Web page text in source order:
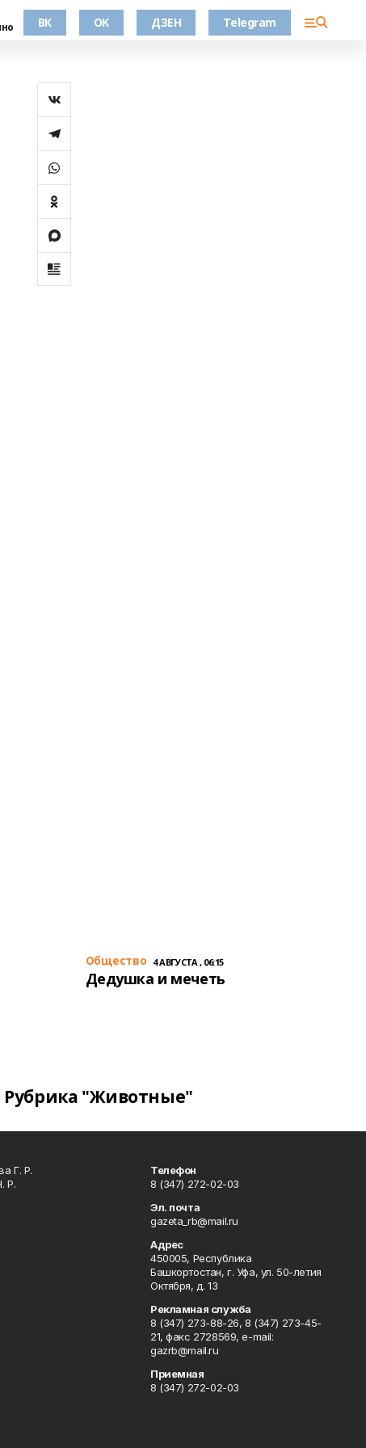
ВК OK ДЗЕН Telegram
Общество 4 АВГУСТА , 06:15
Дедушка и мечеть
Рубрика "Животные"
Г. Р.
Р.
Телефон
8 (347) 272-02-03
Эл. почта
gazeta_rb@mail.ru
Адрес
450005, Республика
Башкортостан, г. Уфа, ул. 50-летия
Октября, д. 13
Рекламная служба
8 (347) 273-88-26, 8 (347) 273-45-
21, факс 2728569, e-mail:
gazrb@mail.ru
Приемная
8 (347) 272-02-03